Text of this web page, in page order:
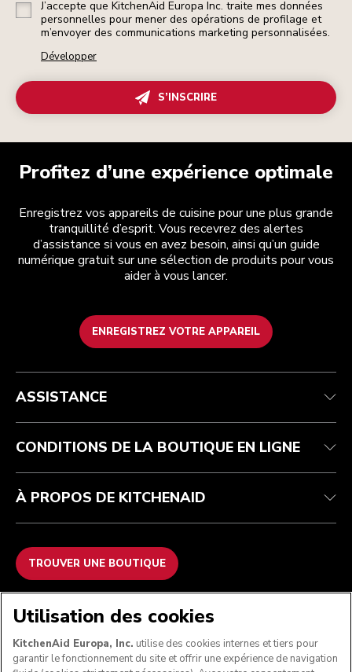
J’accepte que KitchenAid Europa Inc. traite mes données
personnelles pour mener des opérations de profilage et
m’envoyer des communications marketing personnalisées.
Développer
S’INSCRIRE
Profitez d’une expérience optimale
Enregistrez vos appareils de cuisine pour une plus grande
tranquillité d’esprit. Vous recevrez des alertes
d’assistance si vous en avez besoin, ainsi qu’un guide
numérique gratuit sur une sélection de produits pour vous
aider à vous lancer.
ENREGISTREZ VOTRE APPAREIL
Health Check
Suivez votre commande
Garantie et documents
FAQ
Conditions générales de vente
Retours et remboursements
Imprint
ODR
La marque
Trouver une boutique
ASSISTANCE
CONDITIONS DE LA BOUTIQUE EN LIGNE
À PROPOS DE KITCHENAID
TROUVER UNE BOUTIQUE
NOUS ACCEPTONS
Utilisation des cookies
KitchenAid Europa, Inc. utilise des cookies internes et tiers pour
garantir le fonctionnement du site et offrir une expérience de navigation